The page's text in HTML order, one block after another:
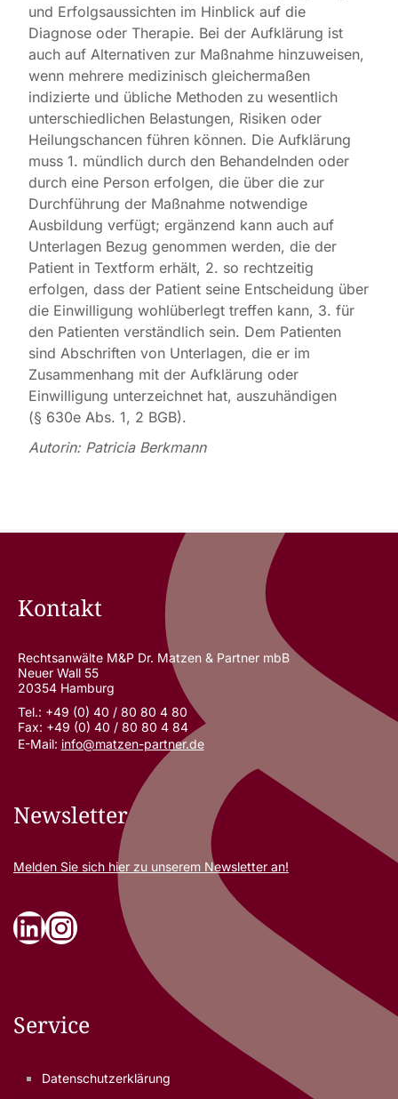
und Erfolgsaussichten im Hinblick auf die
Diagnose oder Therapie. Bei der Aufklärung ist
auch auf Alternativen zur Maßnahme hinzuweisen,
wenn mehrere medizinisch gleichermaßen
indizierte und übliche Methoden zu wesentlich
unterschiedlichen Belastungen, Risiken oder
Heilungschancen führen können. Die Aufklärung
muss 1. mündlich durch den Behandelnden oder
durch eine Person erfolgen, die über die zur
Durchführung der Maßnahme notwendige
Ausbildung verfügt; ergänzend kann auch auf
Unterlagen Bezug genommen werden, die der
Patient in Textform erhält, 2. so rechtzeitig
erfolgen, dass der Patient seine Entscheidung über
die Einwilligung wohlüberlegt treffen kann, 3. für
den Patienten verständlich sein. Dem Patienten
sind Abschriften von Unterlagen, die er im
Zusammenhang mit der Aufklärung oder
Einwilligung unterzeichnet hat, auszuhändigen
(§ 630e Abs. 1, 2 BGB).
Autorin: Patricia Berkmann
Kontakt
Rechtsanwälte M&P Dr. Matzen & Partner mbB
Neuer Wall 55
20354 Hamburg
Tel.: +49 (0) 40 / 80 80 4 80
Fax: +49 (0) 40 / 80 80 4 84
E-Mail: info@matzen-partner.de
Newsletter
Melden Sie sich hier zu unserem Newsletter an!
LinkedIn
Instagram
Service
Datenschutzerklärung